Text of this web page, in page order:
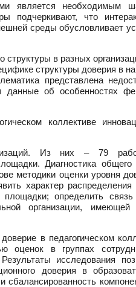
является необходимым
подчеркивают, что
среды обусловливает
структуры в разных
структуры доверия в
представлена
данные об особенностях
коллективе
Из них – 79
Диагностика общего
методики оценки уровня
характер распределения
площадки; определить
организации, имеющей
в педагогическом
оценок в группах
исследования
доверия в
сбалансированность